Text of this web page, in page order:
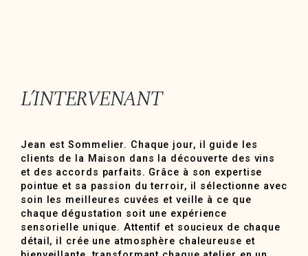
L’INTERVENANT
Jean est Sommelier. Chaque jour, il guide les
clients de la Maison dans la découverte des vins
et des accords parfaits. Grâce à son expertise
pointue et sa passion du terroir, il sélectionne avec
soin les meilleures cuvées et veille à ce que
chaque dégustation soit une expérience
sensorielle unique. Attentif et soucieux de chaque
détail, il crée une atmosphère chaleureuse et